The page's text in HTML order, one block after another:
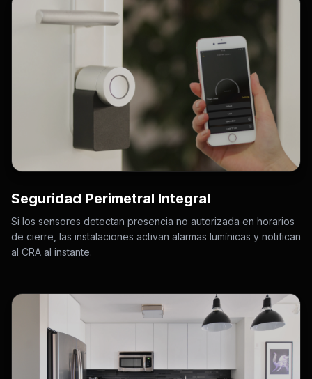
Seguridad Perimetral Integral
Si los sensores detectan presencia no autorizada en horarios
de cierre, las instalaciones activan alarmas lumínicas y notifican
al CRA al instante.